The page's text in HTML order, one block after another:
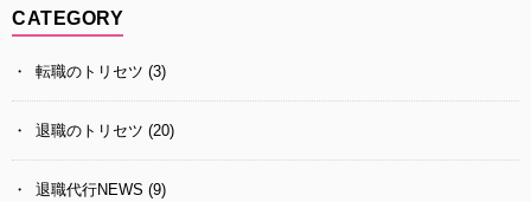
CATEGORY
転職のトリセツ (3)
退職のトリセツ (20)
退職代行NEWS (9)